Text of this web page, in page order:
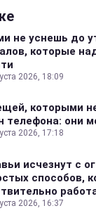
не уснешь до
которые
2026, 18:09
которыми
телефона: они
2026, 17:18
исчезнут с
способов,
2026, 16:37